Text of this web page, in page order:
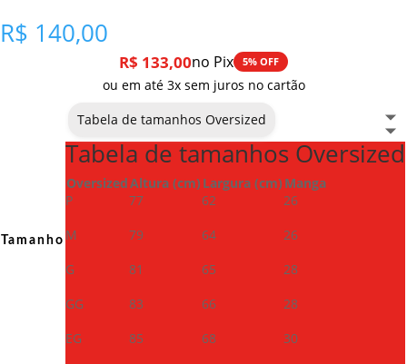
R$ 140,00
R$ 133,00no Pix 5% OFF
ou em até 3x sem juros no cartão
Tamanho
Tabela de tamanhos Oversized
Tabela de tamanhos Oversized
OversizedAltura (cm) Largura (cm) Manga
P
77 62
26
M
79 64
26
G
81 65
28
GG
83 66
28
EG
85 68 30